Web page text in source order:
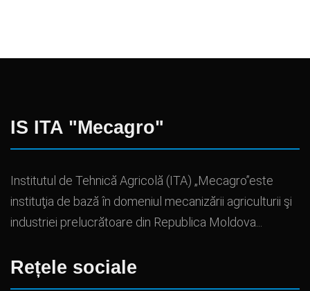
IS ITA "Mecagro"
Institutul de Tehnică Agricolă (ITA) „Mecagro”este
instituţia de bază în domeniul mecanizării agriculturii şi
industriei prelucrătoare din Republica Moldova...
Rețele sociale